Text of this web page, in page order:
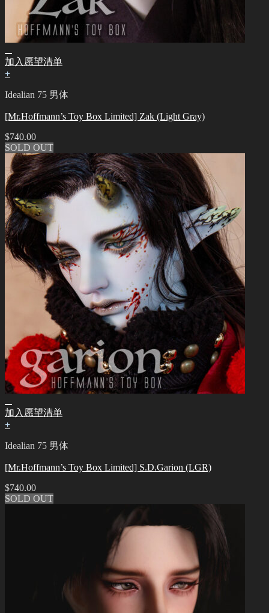
加入愿望清单
+
Idealian 75 男体
[Mr.Hoffmann’s Toy Box Limited] Zak (Light Gray)
$740.00
SOLD OUT
加入愿望清单
+
Idealian 75 男体
[Mr.Hoffmann’s Toy Box Limited] S.D.Garion (LGR)
$740.00
SOLD OUT